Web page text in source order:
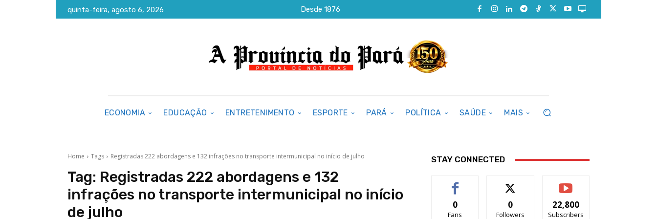
quinta-feira, agosto 6, 2026 Desde 1876
ECONOMIA EDUCAÇÃO ENTRETENIMENTO ESPORTE PARÁ POLÍTICA SAÚDE MAIS
Home Tags Registradas 222 abordagens e 132 infrações no transporte intermunicipal no início de julho
Tag: Registradas 222 abordagens e 132
infrações no transporte intermunicipal no início
de julho
STAY CONNECTED
0
Fans
0
Followers
22,800
Subscribers